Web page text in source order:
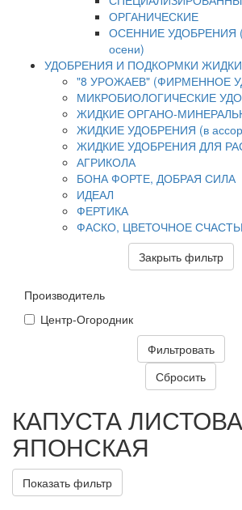
ОРГАНИЧЕСКИЕ
ОСЕННИЕ УДОБРЕНИЯ
осени)
УДОБРЕНИЯ И ПОДКОРМКИ
"8 УРОЖАЕВ" (ФИРМЕННОЕ
МИКРОБИОЛОГИЧЕСКИЕ
ЖИДКИЕ ОРГАНО-
ЖИДКИЕ УДОБРЕНИЯ (в
ЖИДКИЕ УДОБРЕНИЯ ДЛЯ
АГРИКОЛА
БОНА ФОРТЕ, ДОБРАЯ СИЛА
ИДЕАЛ
ФЕРТИКА
ФАСКО, ЦВЕТОЧНОЕ
Закрыть фильтр
Производитель
Центр-Огородник
КАПУСТА
ЯПОНСКАЯ
Показать фильтр